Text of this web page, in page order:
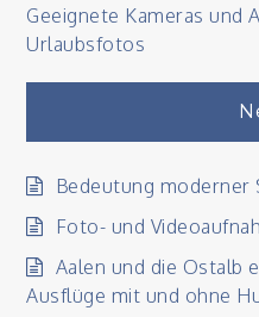
Geeignete Kameras und
Urlaubsfotos
Bedeutung moderner
Foto- und
Aalen und die Ostalb
Ausflüge mit und ohne